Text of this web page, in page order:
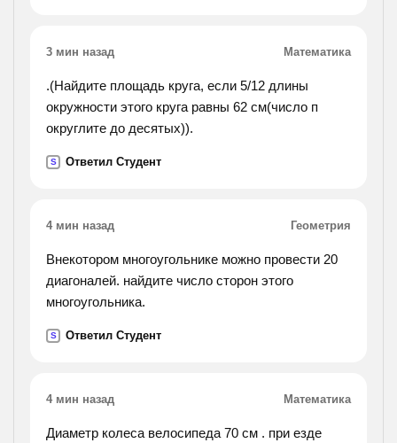
3 мин назад Математика
.(Найдите площадь круга, если 5/12 длины
окружности этого круга равны 62 см(число п
округлите до десятых)).
S Ответил Студент
4 мин назад Геометрия
Внекотором многоугольнике можно провести 20
диагоналей. найдите число сторон этого
многоугольника.
S Ответил Студент
4 мин назад Математика
Диаметр колеса велосипеда 70 см . при езде